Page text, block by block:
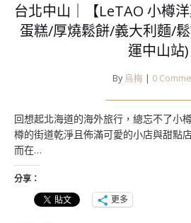
台北中山｜【LeTAO 小樽
蛋糕/厚燒鬆餅/義大利麵/
運中山站)
By 烏梅 | 0
回想起北海道的海外旅行，總忘不了小
樽的街道乾淨且佈滿可愛的小店與甜點
而在…
分享：
更多